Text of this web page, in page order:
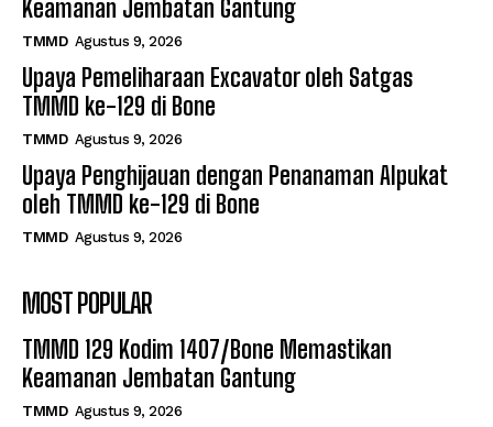
Keamanan Jembatan Gantung
TMMD Agustus 9, 2026
Upaya Pemeliharaan Excavator oleh Satgas
TMMD ke-129 di Bone
TMMD Agustus 9, 2026
Upaya Penghijauan dengan Penanaman Alpukat
oleh TMMD ke-129 di Bone
TMMD Agustus 9, 2026
MOST POPULAR
TMMD 129 Kodim 1407/Bone Memastikan
Keamanan Jembatan Gantung
TMMD Agustus 9, 2026